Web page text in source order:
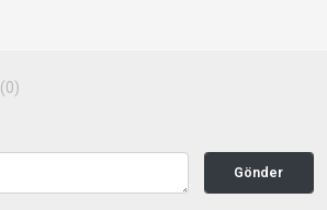
(0)
Gönder